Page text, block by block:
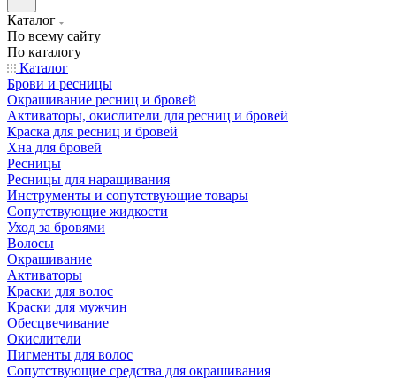
Каталог
По всему сайту
По каталогу
Каталог
Брови и ресницы
Окрашивание ресниц и бровей
Активаторы, окислители для ресниц и бровей
Краска для ресниц и бровей
Хна для бровей
Ресницы
Ресницы для наращивания
Инструменты и сопутствующие товары
Сопутствующие жидкости
Уход за бровями
Волосы
Окрашивание
Активаторы
Краски для волос
Краски для мужчин
Обесцвечивание
Окислители
Пигменты для волос
Сопутствующие средства для окрашивания